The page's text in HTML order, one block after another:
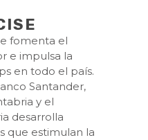
fomenta el
e impulsa la
en todo el país.
Santander,
y el
desarrolla
que estimulan la